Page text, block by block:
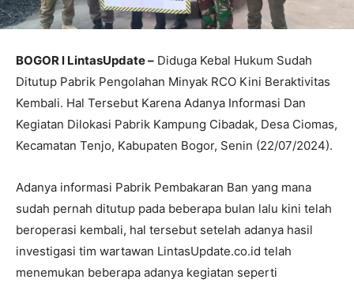
BOGOR l LintasUpdate – Diduga Kebal Hukum Sudah
Ditutup Pabrik Pengolahan Minyak RCO Kini Beraktivitas
Kembali. Hal Tersebut Karena Adanya Informasi Dan
Kegiatan Dilokasi Pabrik Kampung Cibadak, Desa Ciomas,
Kecamatan Tenjo, Kabupaten Bogor, Senin (22/07/2024).
Adanya informasi Pabrik Pembakaran Ban yang mana
sudah pernah ditutup pada beberapa bulan lalu kini telah
beroperasi kembali, hal tersebut setelah adanya hasil
investigasi tim wartawan LintasUpdate.co.id telah
menemukan beberapa adanya kegiatan seperti